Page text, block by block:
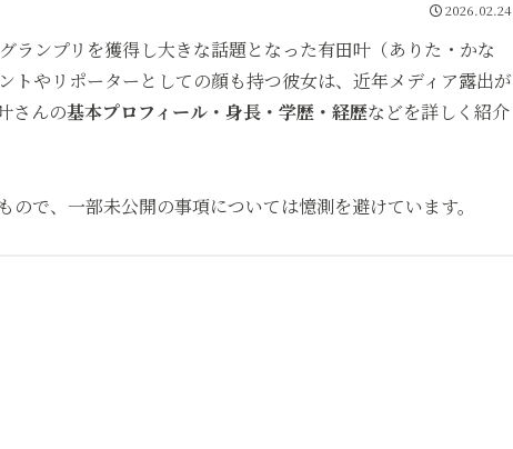
2026.02.24
ランプリを獲得し大きな話題となった有田叶（ありた・かな
トやリポーターとしての顔も持つ彼女は、近年メディア露出が
さんの基本プロフィール・身長・学歴・経歴などを詳しく紹介
で、一部未公開の事項については憶測を避けています。